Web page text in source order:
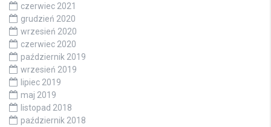
czerwiec 2021
grudzień 2020
wrzesień 2020
czerwiec 2020
październik 2019
wrzesień 2019
lipiec 2019
maj 2019
listopad 2018
październik 2018